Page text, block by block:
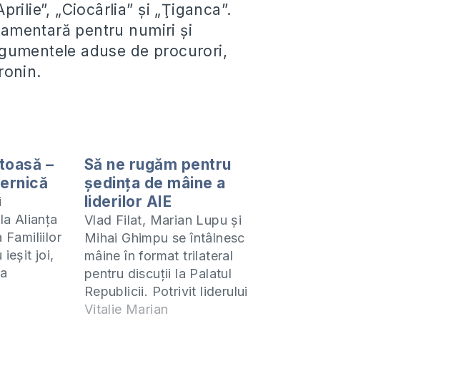
„Ciocârlia” şi „Ţiganca”.
pentru numiri şi
aduse de procurori,
–
Alianţa
Familiilor
ieşit joi,
a
Să ne rugăm pentru
şedinţa de mâine a
liderilor AIE
Vlad Filat, Marian Lupu și
Mihai Ghimpu se întâlnesc
mâine în format trilateral
pentru discuții la Palatul
Republicii. Potrivit liderului
PLDM, întrunirea va avea
Vitalie Marian